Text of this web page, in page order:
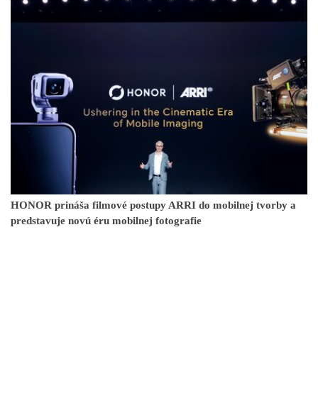
HONOR prináša filmové postupy ARRI do mobilnej tvorby a
predstavuje novú éru mobilnej fotografie